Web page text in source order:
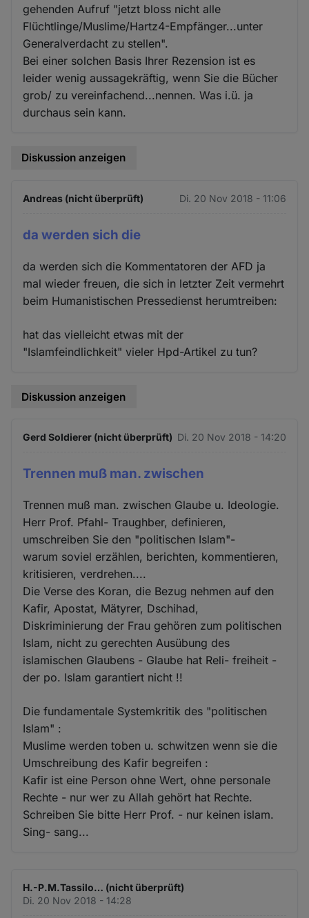
gehenden Aufruf "jetzt bloss nicht alle
Flüchtlinge/Muslime/Hartz4-Empfänger...unter
Generalverdacht zu stellen".
Bei einer solchen Basis Ihrer Rezension ist es
leider wenig aussagekräftig, wenn Sie die Bücher
grob/ zu vereinfachend...nennen. Was i.ü. ja
durchaus sein kann.
Diskussion anzeigen
Andreas (nicht überprüft) Di. 20 Nov 2018 - 11:06
da werden sich die
da werden sich die Kommentatoren der AFD ja
mal wieder freuen, die sich in letzter Zeit vermehrt
beim Humanistischen Pressedienst herumtreiben:
hat das vielleicht etwas mit der
"Islamfeindlichkeit" vieler Hpd-Artikel zu tun?
Diskussion anzeigen
Gerd Soldierer (nicht überprüft) Di. 20 Nov 2018 - 14:20
Trennen muß man. zwischen
Trennen muß man. zwischen Glaube u. Ideologie.
Herr Prof. Pfahl- Traughber, definieren,
umschreiben Sie den "politischen Islam"-
warum soviel erzählen, berichten, kommentieren,
kritisieren, verdrehen....
Die Verse des Koran, die Bezug nehmen auf den
Kafir, Apostat, Mätyrer, Dschihad,
Diskriminierung der Frau gehören zum politischen
Islam, nicht zu gerechten Ausübung des
islamischen Glaubens - Glaube hat Reli- freiheit -
der po. Islam garantiert nicht !!
Die fundamentale Systemkritik des "politischen
Islam" :
Muslime werden toben u. schwitzen wenn sie die
Umschreibung des Kafir begreifen :
Kafir ist eine Person ohne Wert, ohne personale
Rechte - nur wer zu Allah gehört hat Rechte.
Schreiben Sie bitte Herr Prof. - nur keinen islam.
Sing- sang...
H.-P.M.Tassilo… (nicht überprüft)
Di. 20 Nov 2018 - 14:28